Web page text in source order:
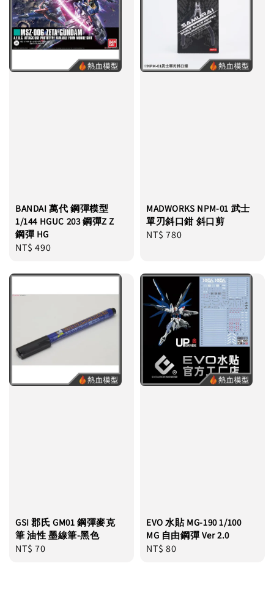
BANDAI 萬代 鋼彈模型
1/144 HGUC 203 鋼彈Z Z
鋼彈 HG
Regular
NT$ 490
MADWORKS NPM-01 武士
單刃斜口鉗 斜口剪
Regular
NT$ 780
GSI 郡氏 GM01 鋼彈麥克
筆 油性 墨線筆-黑色
Regular
NT$ 70
EVO 水貼 MG-190 1/100
MG 自由鋼彈 Ver 2.0
Regular
NT$ 80